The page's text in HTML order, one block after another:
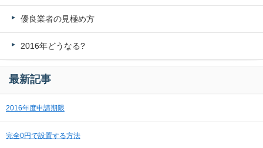
優良業者の見極め方
2016年どうなる?
最新記事
2016年度申請期限
完全0円で設置する方法